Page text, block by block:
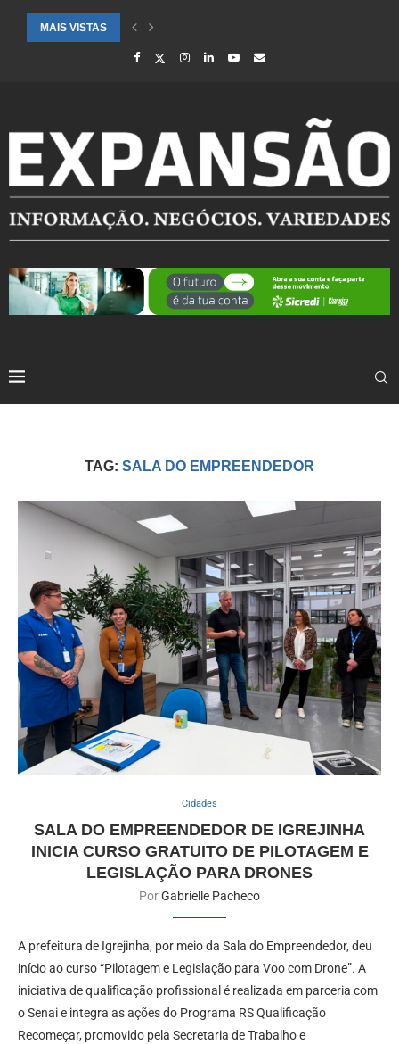
MAIS VISTAS
CIDADES ATENDIDAS PELO SEBRAE RS SÃO DESTAQUE EM
TAG: SALA DO EMPREENDEDOR
Cidades
SALA DO EMPREENDEDOR DE IGREJINHA
INICIA CURSO GRATUITO DE PILOTAGEM E
LEGISLAÇÃO PARA DRONES
PorGabrielle Pacheco
A prefeitura de Igrejinha, por meio da Sala do Empreendedor, deu
início ao curso “Pilotagem e Legislação para Voo com Drone”. A
iniciativa de qualificação profissional é realizada em parceria com
o Senai e integra as ações do Programa RS Qualificação
Recomeçar, promovido pela Secretaria de Trabalho e